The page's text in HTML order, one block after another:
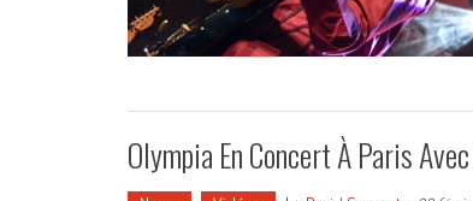
Olympia En Concert À Paris